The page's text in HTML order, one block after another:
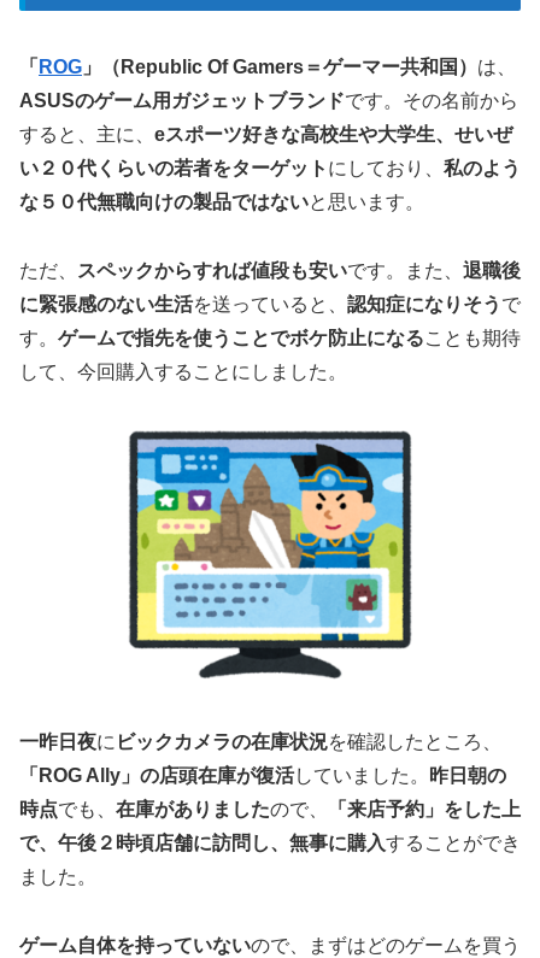
「 ROG 」（Republic Of Gamers＝ゲーマー共和国） は、
ASUSのゲーム用ガジェットブランドです。その名前から
すると、主に、 eスポーツ好きな高校生や大学生、せいぜ
い２０代くらいの若者をターゲット にしており、 私のよう
な５０代無職向けの製品ではないと思います。
ただ、 スペックからすれば値段も安いです。また、 退職後
に緊張感のない生活を送っていると、 認知症になりそう で
す。 ゲームで指先を使うことでボケ防止になることも期待
して、今回購入することにしました。
一昨日夜に ビックカメラの在庫状況を確認したところ、
「ROG Ally」の店頭在庫が復活していました。
昨日朝の
時点でも、 在庫がありましたので、
「来店予約」をした上
で、午後２時頃店舗に訪問し、無事に購入することができ
ました。
ゲーム自体を持っていないので、まずはどのゲームを買う